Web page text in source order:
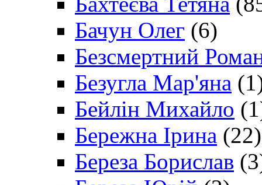
Бачун Олег (6)
Безсмертний
Безугла Мар'яна
Бейлін Михайло
Бережна Ірина (22)
Береза Борислав